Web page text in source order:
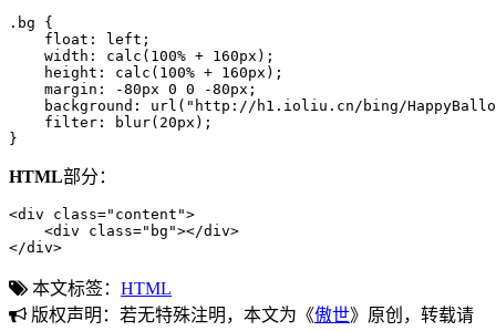
.bg {
    float: left;
    width: calc(100% + 160px);
    height: calc(100% + 160px);
    margin: -80px 0 0 -80px;
background: url("http://h1.ioliu.cn/bing/
    filter: blur(20px);
}
HTML部分：
<div class="content">
    <div class="bg"></div>
</div>
本文标签： HTML
版权声明：若无特殊注明，本文为《傲世》原创，转载请